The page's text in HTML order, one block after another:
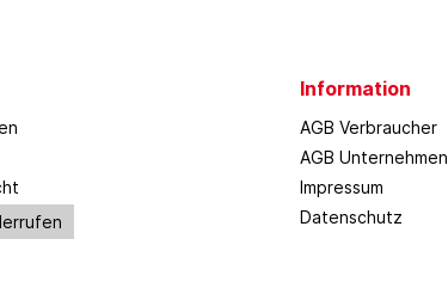
Information
AGB Verbraucher
AGB Unternehmen
Impressum
Datenschutz